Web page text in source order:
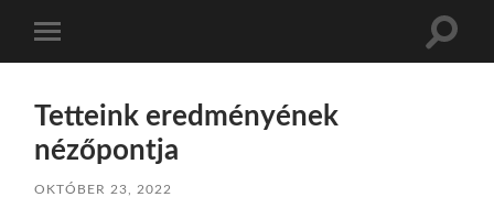
mobile
Toggle
Tetteink eredményének
nézőpontja
OKTÓBER 23, 2022